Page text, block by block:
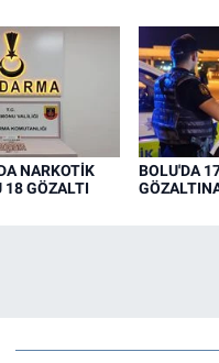
NARKOTİK
18 GÖZALTI
BOLU'DA